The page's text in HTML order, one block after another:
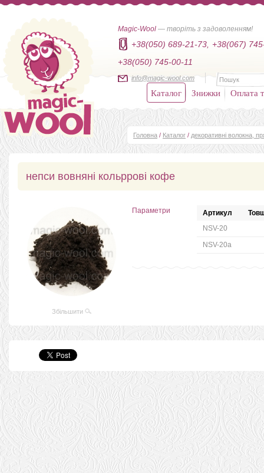
Magic-Wool — творіть з задоволенням!
+38(050) 689-21-73,
+38(067)
+38(050) 745-00-11
info@magic-wool.com
Каталог Знижки Оплата
Головна / Каталог / декоративні волокна,
непси вовняні кольррові кофе
Збільшити
Параметри Артикул
NSV-20
NSV-20а